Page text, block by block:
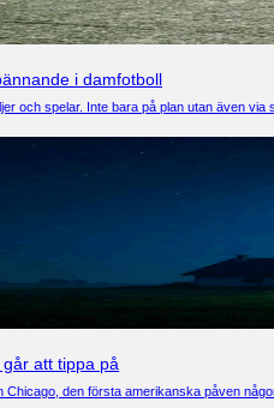
i damfotboll
och spelar. Inte bara på plan utan även
att tippa på
Chicago, den första amerikanska påven